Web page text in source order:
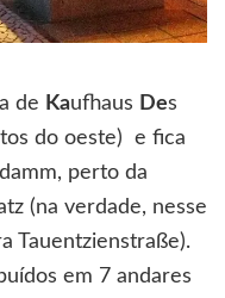
de Kaufhaus Des
do oeste) e fica
perto da
(na verdade, nesse
Tauentzienstraße).
em 7 andares